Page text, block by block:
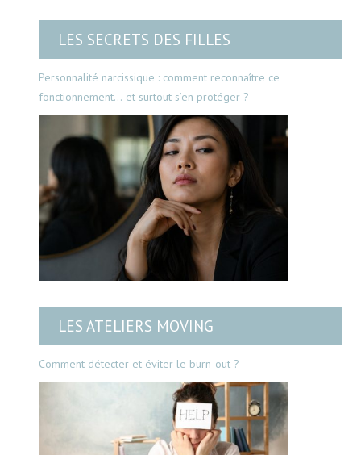
LES SECRETS DES FILLES
Personnalité narcissique : comment reconnaître ce
fonctionnement… et surtout s’en protéger ?
LES ATELIERS MOVING
Comment détecter et éviter le burn-out ?